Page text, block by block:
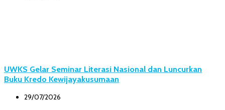
UWKS Gelar Seminar Literasi Nasional dan Luncurkan
Buku Kredo Kewijayakusumaan
29/07/2026